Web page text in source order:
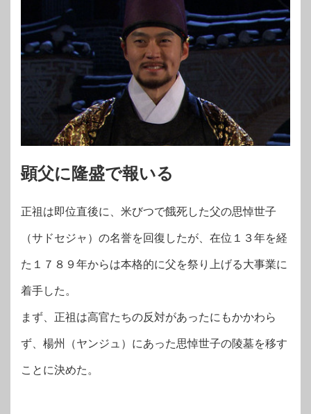
顕父に隆盛で報いる
正祖は即位直後に、米びつで餓死した父の思悼世子
（サドセジャ）の名誉を回復したが、在位１３年を経
た１７８９年からは本格的に父を祭り上げる大事業に
着手した。
まず、正祖は高官たちの反対があったにもかかわら
ず、楊州（ヤンジュ）にあった思悼世子の陵墓を移す
ことに決めた。